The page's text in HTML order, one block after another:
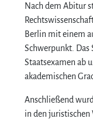
Nach dem Abitur
Berlin mit einem
Schwerpunkt. Das
Staatsexamen ab
akademischen
Anschließend
in den